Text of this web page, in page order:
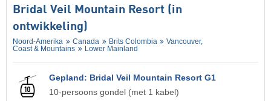
Bridal Veil Mountain Resort (in
ontwikkeling)
Noord-Amerika Canada Brits Colombia
Vancouver,
Coast & Mountains
Lower Mainland
Gepland: Bridal Veil Mountain Resort G1
10-persoons gondel (met 1 kabel)